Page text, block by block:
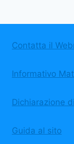
Contatta il
Informativo
Dichiarazione
Guida al sito